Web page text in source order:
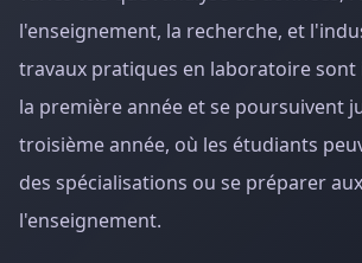
l'enseignement, la recherche, et
travaux pratiques en laboratoire sont
la première année et se poursuivent
troisième année, où les étudiants
des spécialisations ou se préparer
l'enseignement.